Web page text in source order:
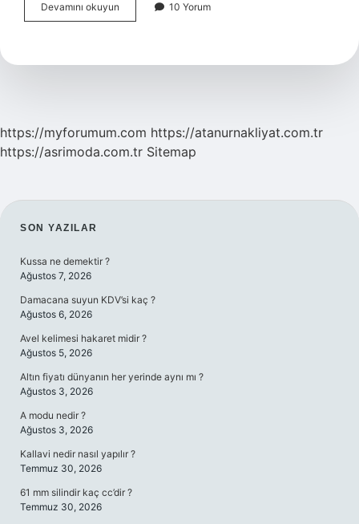
Devamını okuyun Anafilaksi
Nasıl
10 Yorum
https://myforumum.com https://atanurnakliyat.com.tr
https://asrimoda.com.tr Sitemap
SIDEBAR
SON YAZILAR
Kussa ne demektir ?
Ağustos 7, 2026
Damacana suyun KDV’si kaç ?
Ağustos 6, 2026
Avel kelimesi hakaret midir ?
Ağustos 5, 2026
Altın fiyatı dünyanın her yerinde aynı mı ?
Ağustos 3, 2026
A modu nedir ?
Ağustos 3, 2026
Kallavi nedir nasıl yapılır ?
Temmuz 30, 2026
61 mm silindir kaç cc’dir ?
Temmuz 30, 2026